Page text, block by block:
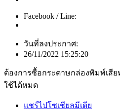
Facebook / Line:
วันที่ลงประกาศ:
26/11/2022 15:25:20
ต้องการซื้อกระดาษกล่องพิมพ์เสี
ใช้ได้หมด
แชร์ไปโซเชียลมีเดีย